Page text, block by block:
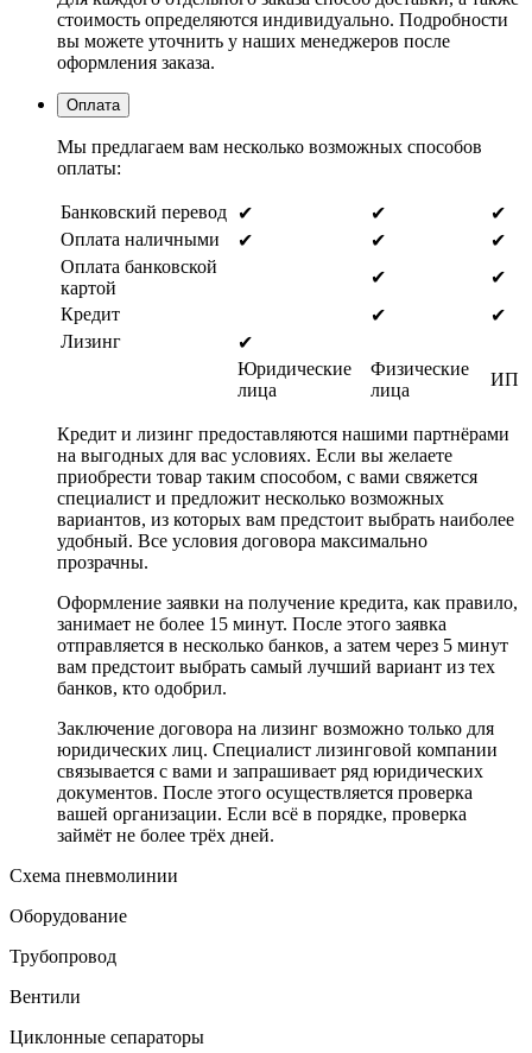
стоимость определяются индивидуально. Подробности
вы можете уточнить у наших менеджеров после
оформления заказа.
Оплата
Мы предлагаем вам несколько возможных способов
оплаты:
Банковский перевод ✔ ✔
✔
Оплата наличными
✔ ✔
✔
Оплата банковской
картой
✔
✔
Кредит
✔
✔
Лизинг
✔
Юридические
лица
Физические
лица
ИП
Кредит и лизинг предоставляются нашими партнёрами
на выгодных для вас условиях. Если вы желаете
приобрести товар таким способом, с вами свяжется
специалист и предложит несколько возможных
вариантов, из которых вам предстоит выбрать наиболее
удобный. Все условия договора максимально
прозрачны.
Оформление заявки на получение кредита, как правило,
занимает не более 15 минут. После этого заявка
отправляется в несколько банков, а затем через 5 минут
вам предстоит выбрать самый лучший вариант из тех
банков, кто одобрил.
Заключение договора на лизинг возможно только для
юридических лиц. Специалист лизинговой компании
связывается с вами и запрашивает ряд юридических
документов. После этого осуществляется проверка
вашей организации. Если всё в порядке, проверка
займёт не более трёх дней.
Схема пневмолинии
Оборудование
Трубопровод
Вентили
Циклонные сепараторы